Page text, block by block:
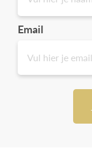
Email